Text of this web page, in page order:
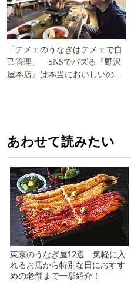
「テメェのうなぎはテメェで自
己管理」 SNSでバズる『野沢
屋本店』は本当においしいの
あわせて読みたい
東京のうなぎ屋12選 気軽に入
れるお店から特別な日におすす
めの老舗まで一挙紹介！